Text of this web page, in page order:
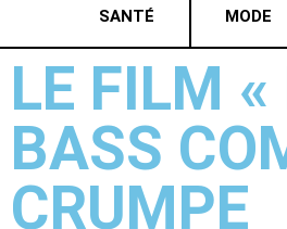
SANTÉ MODE
LE FILM «
BASS
CRUMPE